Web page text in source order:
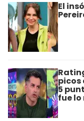
El
picos
5
fue